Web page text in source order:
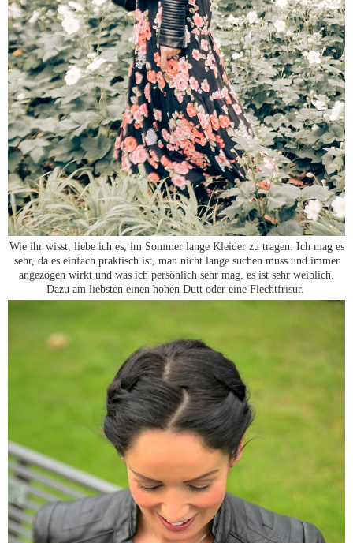
Wie ihr wisst, liebe ich es, im Sommer lange Kleider zu tragen. Ich mag es
sehr, da es einfach praktisch ist, man nicht lange suchen muss und immer
angezogen wirkt und was ich persönlich sehr mag, es ist sehr weiblich.
Dazu am liebsten einen hohen Dutt oder eine Flechtfrisur.